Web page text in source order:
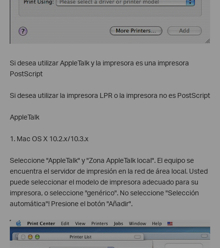
Si desea utilizar AppleTalk y la impresora es una impresora
PostScript
Si desea utilizar la impresora LPR o la impresora no es PostScript
AppleTalk
1. Mac OS X 10.2.x/10.3.x
Seleccione "AppleTalk" y "Zona AppleTalk local". El equipo se
encuentra el servidor de impresión en la red de área local. Usted
puede seleccionar el modelo de impresora adecuado para su
impresora, o seleccione "genérico". No seleccione "Selección
automática"! Presione el botón "Añadir".